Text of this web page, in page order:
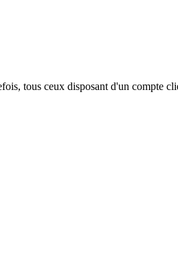
tous ceux disposant d'un compte